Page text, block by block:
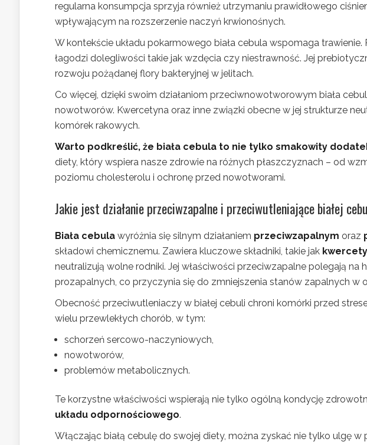
regularna konsumpcja sprzyja również utrzymaniu prawidłowego
wpływającym na rozszerzenie naczyń krwionośnych.
W kontekście układu pokarmowego biała cebula wspomaga
łagodzi dolegliwości takie jak wzdęcia czy niestrawność. Jej
rozwoju pożądanej flory bakteryjnej w jelitach.
Co więcej, dzięki swoim działaniom przeciwnowotworowym biała
nowotworów. Kwercetyna oraz inne związki obecne w jej strukturze
komórek rakowych.
Warto podkreślić, że biała cebula to nie tylko smakowity
diety, który wspiera nasze zdrowie na różnych płaszczyznach – od
poziomu cholesterolu i ochronę przed nowotworami.
Jakie jest działanie przeciwzapalne i przeciwutleniające białej
Biała cebula wyróżnia się silnym działaniem przeciwzapalnym oraz
składowi chemicznemu. Zawiera kluczowe składniki, takie jak
neutralizują wolne rodniki. Jej właściwości przeciwzapalne polegają na
prozapalnych, co przyczynia się do zmniejszenia stanów zapalnych w
Obecność przeciwutleniaczy w białej cebuli chroni komórki przed
wielu przewlekłych chorób, w tym:
schorzeń sercowo-naczyniowych,
nowotworów,
problemów metabolicznych.
Te korzystne właściwości wspierają nie tylko ogólną kondycję
układu odpornościowego.
Włączając białą cebulę do swojej diety, można zyskać nie tylko ulgę